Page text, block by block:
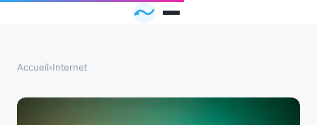
Accueil›Internet